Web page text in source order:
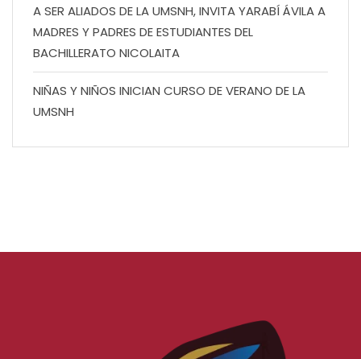
A SER ALIADOS DE LA UMSNH, INVITA YARABÍ ÁVILA A
MADRES Y PADRES DE ESTUDIANTES DEL
BACHILLERATO NICOLAITA
NIÑAS Y NIÑOS INICIAN CURSO DE VERANO DE LA
UMSNH